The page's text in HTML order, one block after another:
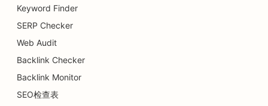
Keyword Finder
SERP Checker
Web Audit
Backlink Checker
Backlink Monitor
SEO检查表